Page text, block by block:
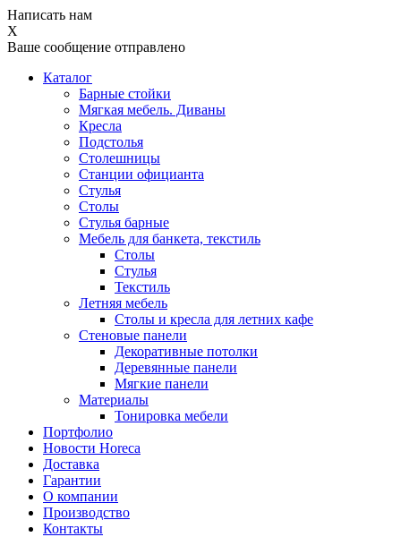
Написать нам
X
Ваше сообщение отправлено
Каталог
Барные стойки
Мягкая мебель. Диваны
Кресла
Подстолья
Столешницы
Станции официанта
Стулья
Столы
Стулья барные
Мебель для банкета, текстиль
Столы
Стулья
Текстиль
Летняя мебель
Столы и кресла для летних кафе
Стеновые панели
Декоративные потолки
Деревянные панели
Мягкие панели
Материалы
Тонировка мебели
Портфолио
Новости Horeca
Доставка
Гарантии
О компании
Производство
Контакты